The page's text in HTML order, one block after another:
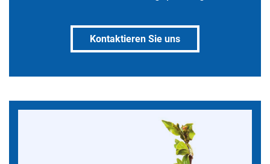
Kontaktieren Sie uns